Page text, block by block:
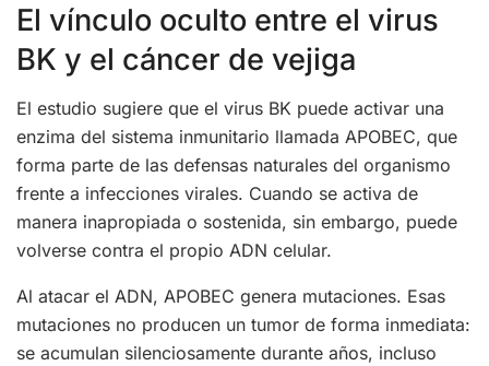
El vínculo oculto entre el virus
BK y el cáncer de vejiga
El estudio sugiere que el virus BK puede activar una
enzima del sistema inmunitario llamada APOBEC, que
forma parte de las defensas naturales del organismo
frente a infecciones virales. Cuando se activa de
manera inapropiada o sostenida, sin embargo, puede
volverse contra el propio ADN celular.
Al atacar el ADN, APOBEC genera mutaciones. Esas
mutaciones no producen un tumor de forma inmediata:
se acumulan silenciosamente durante años, incluso